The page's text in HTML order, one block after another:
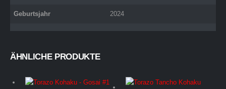
Geburtsjahr 2024
ÄHNLICHE PRODUKTE